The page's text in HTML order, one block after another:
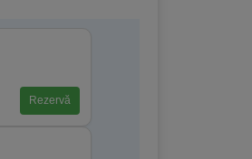
Rezervă